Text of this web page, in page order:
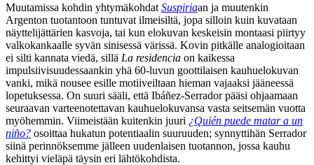
Muutamissa kohdin yhtymäkohdat Suspiriaan ja muutenkin
Argenton tuotantoon tuntuvat ilmeisiltä, jopa silloin kuin kuvataan
näyttelijättärien kasvoja, tai kun elokuvan keskeisin montaasi piirtyy
valkokankaalle syvän sinisessä värissä. Kovin pitkälle analogioitaan
ei silti kannata viedä, sillä La residencia on kaikessa
impulsiivisuudessaankin yhä 60‑luvun goottilaisen kauhuelokuvan
vanki, mikä nousee esille motiiveiltaan hieman vajaaksi jääneessä
lopetuksessa. On suuri sääli, että Ibáñez-Serrador pääsi ohjaamaan
seuraavan varteenotettavan kauhuelokuvansa vasta seitsemän vuotta
myöhemmin. Viimeistään kuitenkin juuri ¿Quién puede matar a un
niño? osoittaa hukatun potentiaalin suuruuden; synnyttihän Serrador
siinä perinnöksemme jälleen uudenlaisen tuotannon, jossa kauhu
kehittyi vieläpä täysin eri lähtökohdista.